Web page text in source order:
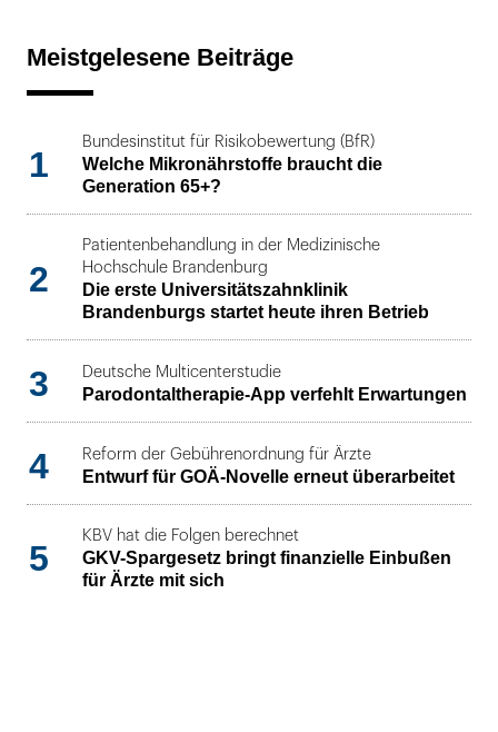
Meistgelesene Beiträge
1
Bundesinstitut für Risikobewertung (BfR)
Welche Mikronährstoffe braucht die
Generation 65+?
2
Patientenbehandlung in der Medizinische
Hochschule Brandenburg
Die erste Universitätszahnklinik
Brandenburgs startet heute ihren Betrieb
3 Deutsche Multicenterstudie
Parodontaltherapie-App verfehlt Erwartungen
4 Reform der Gebührenordnung für Ärzte
Entwurf für GOÄ-Novelle erneut überarbeitet
5
KBV hat die Folgen berechnet
GKV-Spargesetz bringt finanzielle Einbußen
für Ärzte mit sich